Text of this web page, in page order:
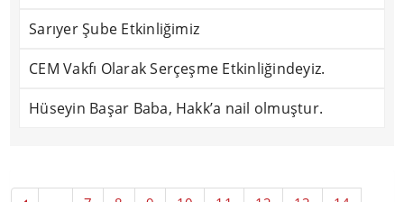
Sarıyer Şube Etkinliğimiz
CEM Vakfı Olarak Serçeşme Etkinliğindeyiz.
Hüseyin Başar Baba, Hakk’a nail olmuştur.